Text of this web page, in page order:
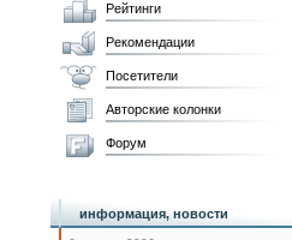
Рейтинги
Рекомендации
Посетители
Авторские колонки
Форум
информация, новости